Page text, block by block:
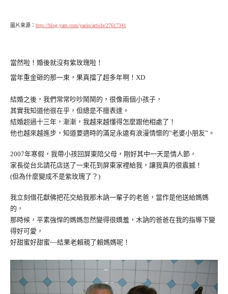
圖片來源： http://blog.yam.com/yaoio/article/27617341
當然啦！婚後就沒有紫玫瑰啦！
當年重金砸的那一束，果真擋了超多年啊！XD
結婚之後，我們常常吵吵鬧鬧的，很像兩個小孩子，
其實我知道他很在乎，但總是不擅表達。
結婚超過十三年，漸漸，我越來越懂得怎麼跟他相處了！
他也越來越進步，知道要適時的滿足永遠有浪漫情懷的”老婆小朋友”。
2007年寒假，我帶小孩回屏東陪父母，剛好其中一天是情人節，
家長從台北請花店送了一束花到屏東家裡給我，讓我真的很震撼！
(但為什麼變成不是紫玫瑰了？)
我立刻借花獻佛把花交給我那木訥一輩子的老爸，當作是他送給媽媽
的，
那時候，平素強悍的媽媽忽然變得很嬌羞，木訥的爸爸在我的指導下變
得好可愛，
好甜蜜好甜蜜~~結果老賴親了賴媽媽呢！